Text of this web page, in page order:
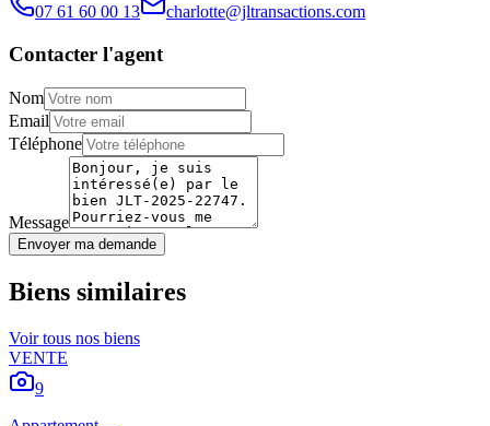
07 61 60 00 13 charlotte@jltransactions.com
Contacter l'agent
Nom
Email
Téléphone
Message
Envoyer ma demande
Biens similaires
Voir tous nos biens
VENTE
9